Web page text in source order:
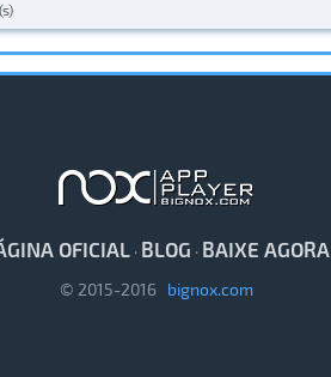
OFICIAL · BLOG · BAIXE AGORA
© 2015-2016 bignox.com